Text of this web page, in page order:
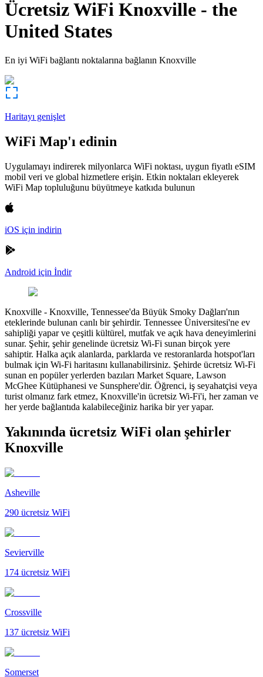
Ücretsiz WiFi Knoxville - the
United States
En iyi WiFi bağlantı noktalarına bağlanın Knoxville
Haritayı genişlet
WiFi Map'ı edinin
Uygulamayı indirerek milyonlarca WiFi noktası, uygun fiyatlı eSIM
mobil veri ve global hizmetlere erişin. Etkin noktaları ekleyerek
WiFi Map topluluğunu büyütmeye katkıda bulunun
iOS için indirin
Android için İndir
Knoxville - Knoxville, Tennessee'da Büyük Smoky Dağları'nın
eteklerinde bulunan canlı bir şehirdir. Tennessee Üniversitesi'ne ev
sahipliği yapar ve çeşitli kültürel, mutfak ve açık hava deneyimlerini
sunar. Şehir, şehir genelinde ücretsiz Wi-Fi sunan birçok yere
sahiptir. Halka açık alanlarda, parklarda ve restoranlarda hotspot'ları
bulmak için Wi-Fi haritasını kullanabilirsiniz. Şehirde ücretsiz Wi-Fi
sunan en popüler yerlerden bazıları Market Square, Lawson
McGhee Kütüphanesi ve Sunsphere'dir. Öğrenci, iş seyahatçisi veya
turist olmanız fark etmez, Knoxville'in ücretsiz Wi-Fi'i, her zaman ve
her yerde bağlantıda kalabileceğiniz harika bir yer yapar.
Yakınında ücretsiz WiFi olan şehirler
Knoxville
Asheville
290 ücretsiz WiFi
Sevierville
174 ücretsiz WiFi
Crossville
137 ücretsiz WiFi
Somerset